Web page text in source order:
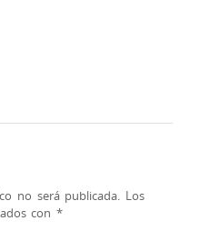
no será publicada. Los
con *